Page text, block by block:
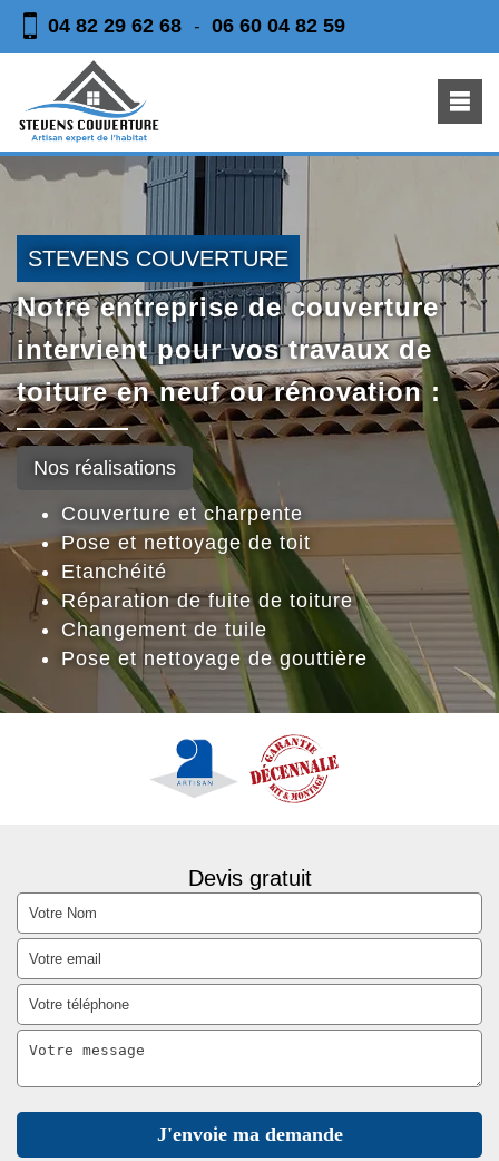
04 82 29 62 68 - 06 60 04 82 59
STEVENS COUVERTURE
Notre entreprise de couverture
intervient pour vos travaux de
toiture en neuf ou rénovation :
Nos réalisations
Couverture et charpente
Pose et nettoyage de toit
Etanchéité
Réparation de fuite de toiture
Changement de tuile
Pose et nettoyage de gouttière
Devis gratuit